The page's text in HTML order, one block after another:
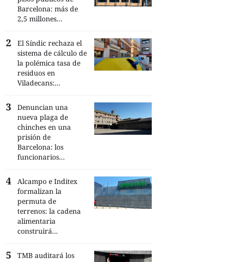
Barcelona: más de
2,5 millones...
El Síndic rechaza el
sistema de cálculo de
la polémica tasa de
residuos en
Viladecans:...
Denuncian una
nueva plaga de
chinches en una
prisión de
Barcelona: los
funcionarios...
Alcampo e Inditex
formalizan la
permuta de
terrenos: la cadena
alimentaria
construirá...
TMB auditará los